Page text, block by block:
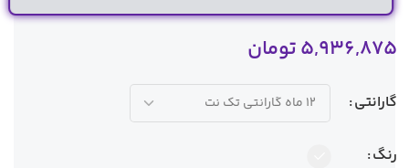
5,936,875تومان
گارانتی
رنگ